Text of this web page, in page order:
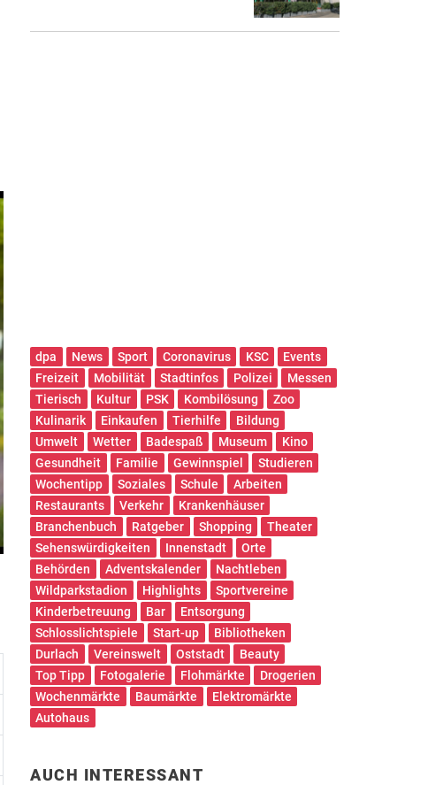
dpa News Sport Coronavirus KSC
Events
Freizeit
Mobilität Stadtinfos Polizei
Messen
Tierisch
Kultur PSK Kombilösung
Zoo
Kulinarik
Einkaufen Tierhilfe
Bildung
Umwelt
Wetter Badespaß Museum
Kino
Gesundheit
Familie Gewinnspiel
Studieren
Wochentipp
Soziales Schule
Arbeiten
Restaurants
Verkehr
Krankenhäuser
Branchenbuch
Ratgeber Shopping
Theater
Sehenswürdigkeiten
Innenstadt
Orte
Behörden
Adventskalender
Nachtleben
Wildparkstadion
Highlights
Sportvereine
Kinderbetreuung
Bar
Entsorgung
Schlosslichtspiele
Start-up
Bibliotheken
Durlach
Vereinswelt Oststadt
Beauty
Top Tipp
Fotogalerie Flohmärkte
Drogerien
Wochenmärkte
Baumärkte
Elektromärkte
Autohaus
AUCH INTERESSANT